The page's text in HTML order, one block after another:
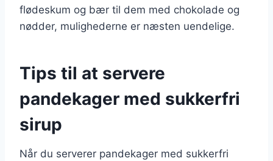
flødeskum og bær til dem med chokolade og
nødder, mulighederne er næsten uendelige.
Tips til at servere
pandekager med sukkerfri
sirup
Når du serverer pandekager med sukkerfri